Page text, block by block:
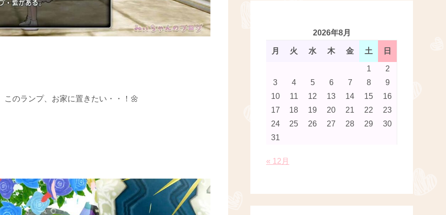
のランプ、お家に置きたい・・！🌼
2026年8月
月 火 水 木 金 土 日
1
2
3
4 5 6 7 8
9
10
11 12 13 14 15
16
17
18 19 20 21 22
23
24
25 26 27 28 29
30
31
« 12月